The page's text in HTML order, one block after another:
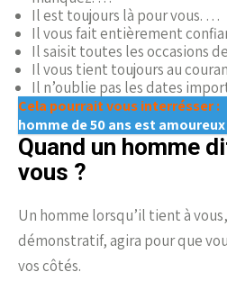
Il est toujours là pour vous. …
Il vous fait entièrement
Il saisit toutes les occasions
Il vous tient toujours au
Il n’oublie pas les dates
Cela pourrait vous interrésser :
homme de 50 ans est amoureux
Quand un homme
vous ?
Un homme lorsqu’il tient à
démonstratif, agira pour que
vos côtés.